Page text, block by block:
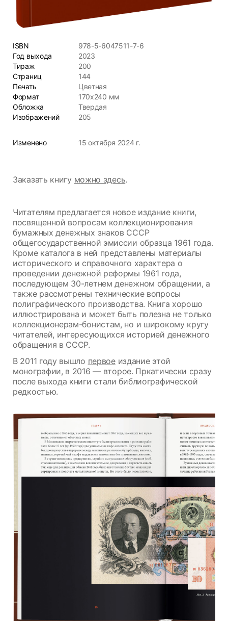
ISBN
978-5-6047511-7-6
Год выхода
2023
Тираж
200
Страниц
144
Печать
Цветная
Формат
170х240 мм
Обложка
Твердая
Изображений
205
Изменено 15 октября 2024 г.
Заказать книгу можно здесь.
Читателям предлагается новое издание книги,
посвященной вопросам коллекционирования
бумажных денежных знаков СССР
общегосударственной эмиссии образца 1961 года.
Кроме каталога в ней представлены материалы
исторического и справочного характера о
проведении денежной реформы 1961 года,
последующем 30-летнем денежном обращении, а
также рассмотрены технические вопросы
полиграфического производства. Книга хорошо
иллюстрирована и может быть полезна не только
коллекционерам-бонистам, но и широкому кругу
читателей, интересующихся историей денежного
обращения в СССР.
В 2011 году вышло первоеиздание этой
монографии, в 2016 — второе. Пркатически сразу
после выхода книги стали библиографической
редкостью.